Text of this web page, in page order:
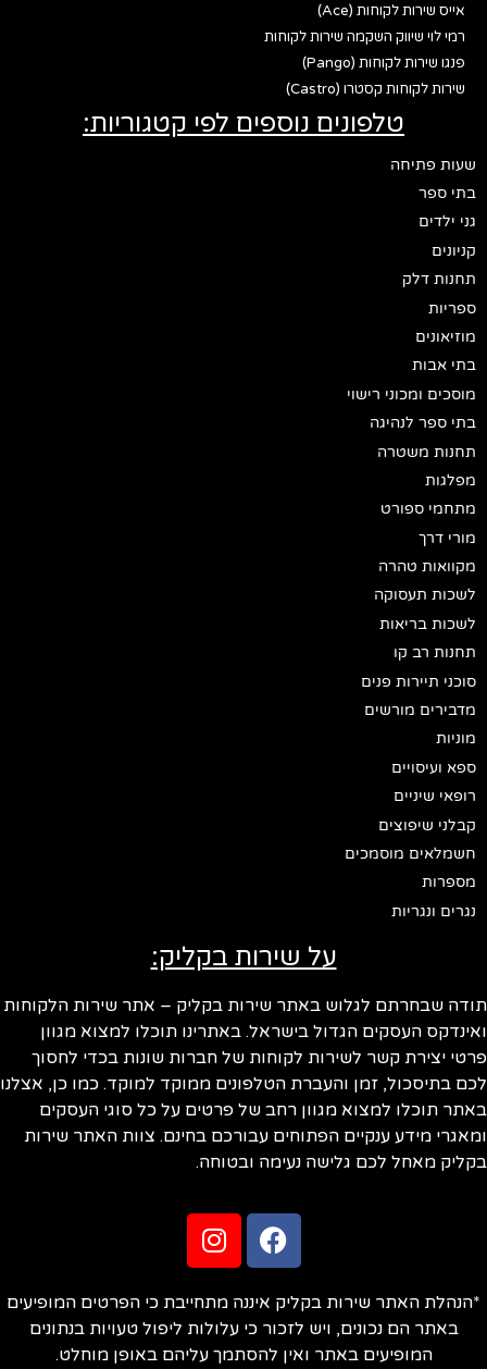
אייס שירות לקוחות (Ace)
רמי לוי שיווק השקמה שירות לקוחות
פנגו שירות לקוחות (Pango)
שירות לקוחות קסטרו (Castro)
טלפונים נוספים לפי קטגוריות:
שעות פתיחה
בתי ספר
גני ילדים
קניונים
תחנות דלק
ספריות
מוזיאונים
בתי אבות
מוסכים ומכוני רישוי
בתי ספר לנהיגה
תחנות משטרה
מפלגות
מתחמי ספורט
מורי דרך
מקוואות טהרה
לשכות תעסוקה
לשכות בריאות
תחנות רב קו
סוכני תיירות פנים
מדבירים מורשים
מוניות
ספא ועיסויים
רופאי שיניים
קבלני שיפוצים
חשמלאים מוסמכים
מספרות
נגרים ונגריות
על שירות בקליק:
שבחרתם לגלוש באתר שירות בקליק – אתר שירות הלקוחות
העסקים הגדול בישראל. באתרינו תוכלו למצוא מגוון
יצירת קשר לשירות לקוחות של חברות שונות בכדי לחסוך
בתיסכול, זמן והעברת הטלפונים ממוקד למוקד. כמו כן, אצלנו
תוכלו למצוא מגוון רחב של פרטים על כל סוגי העסקים
מידע ענקיים הפתוחים עבורכם בחינם. צוות האתר שירות
מאחל לכם גלישה נעימה ובטוחה.
האתר שירות בקליק איננה מתחייבת כי הפרטים המופיעים
באתר הם נכונים, ויש לזכור כי עלולות ליפול טעויות בנתונים
המופיעים באתר ואין להסתמך עליהם באופן מוחלט.